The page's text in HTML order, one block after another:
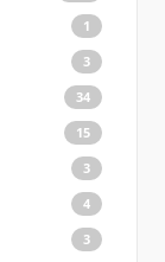
1
3
34
15
3
4
3